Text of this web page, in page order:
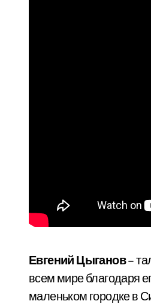
Евгений Цыганов–
всем мире благодаря
маленьком городке в